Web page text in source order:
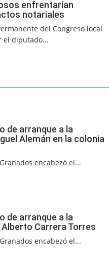
enfrentarían
notariales
del Congreso local
el diputado...
de arranque a la
Alemán en la colonia
encabezó el...
de arranque a la
Carrera Torres
encabezó el...